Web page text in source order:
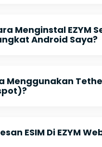
Menginstal EZYM
Android Saya?
Menggunakan
ESIM Di EZYM